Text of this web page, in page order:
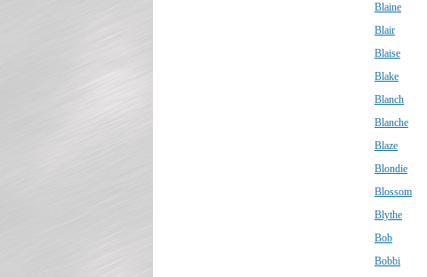
Blaine
Blair
Blaise
Blake
Blanch
Blanche
Blaze
Blondie
Blossom
Blythe
Bob
Bobbi